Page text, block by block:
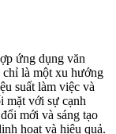
ứng dụng văn
là một xu hướng
suất làm việc và
mặt với sự cạnh
mới và sáng tạo
hoạt và hiệu quả.